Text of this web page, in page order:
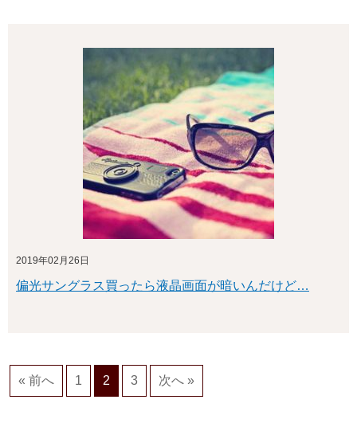
2019年02月26日
偏光サングラス買ったら液晶画面が暗いんだけど…
« 前へ 1 2 3 次へ »